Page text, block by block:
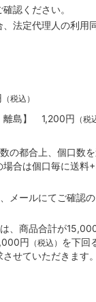
認ください。
、法定代理人の利用
（税込）
離島】 1,200円 （税
の都合上、個口数
場合は個口毎に送料
メールにてご確認
、商品合計が
円 （税込） を下回
せていただきます。